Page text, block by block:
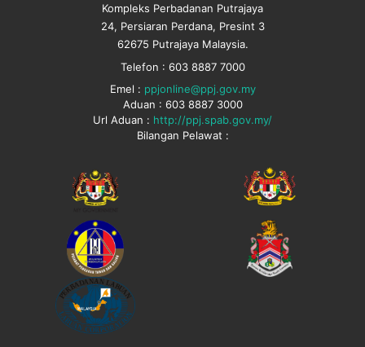
Kompleks Perbadanan Putrajaya
24, Persiaran Perdana, Presint 3
62675 Putrajaya Malaysia.
Telefon : 603 8887 7000
Emel : ppjonline@ppj.gov.my
Aduan : 603 8887 3000
Url Aduan : http://ppj.spab.gov.my/
Bilangan Pelawat :